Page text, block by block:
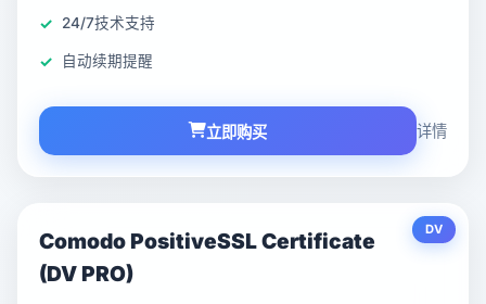
24/7技术支持
自动续期提醒
立即购买 详情
Comodo PositiveSSL Certificate
(DV PRO)
DV